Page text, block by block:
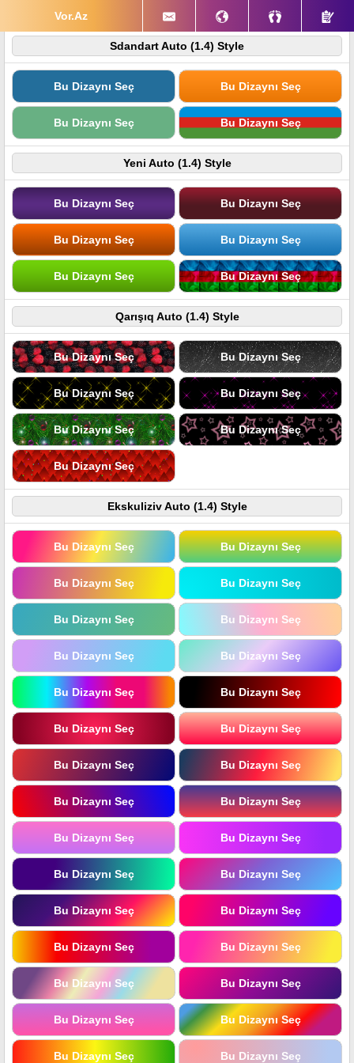
Vor.Az
Sdandart Auto (1.4) Style
Bu Dizaynı Seç Bu Dizaynı Seç
Bu Dizaynı Seç Bu Dizaynı Seç
Yeni Auto (1.4) Style
Bu Dizaynı Seç Bu Dizaynı Seç
Bu Dizaynı Seç Bu Dizaynı Seç
Bu Dizaynı Seç Bu Dizaynı Seç
Qarışıq Auto (1.4) Style
Bu Dizaynı Seç Bu Dizaynı Seç
Bu Dizaynı Seç Bu Dizaynı Seç
Bu Dizaynı Seç Bu Dizaynı Seç
Bu Dizaynı Seç
Ekskuliziv Auto (1.4) Style
Bu Dizaynı Seç Bu Dizaynı Seç
Bu Dizaynı Seç Bu Dizaynı Seç
Bu Dizaynı Seç Bu Dizaynı Seç
Bu Dizaynı Seç Bu Dizaynı Seç
Bu Dizaynı Seç Bu Dizaynı Seç
Bu Dizaynı Seç Bu Dizaynı Seç
Bu Dizaynı Seç Bu Dizaynı Seç
Bu Dizaynı Seç Bu Dizaynı Seç
Bu Dizaynı Seç Bu Dizaynı Seç
Bu Dizaynı Seç Bu Dizaynı Seç
Bu Dizaynı Seç Bu Dizaynı Seç
Bu Dizaynı Seç Bu Dizaynı Seç
Bu Dizaynı Seç Bu Dizaynı Seç
Bu Dizaynı Seç Bu Dizaynı Seç
Bu Dizaynı Seç Bu Dizaynı Seç